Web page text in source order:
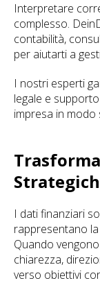
Interpretare
complesso.
contabilità,
per aiutarti a
I nostri esperti
legale e
impresa in modo
I dati finanziari
rappresentano
Quando
chiarezza,
verso obiettivi